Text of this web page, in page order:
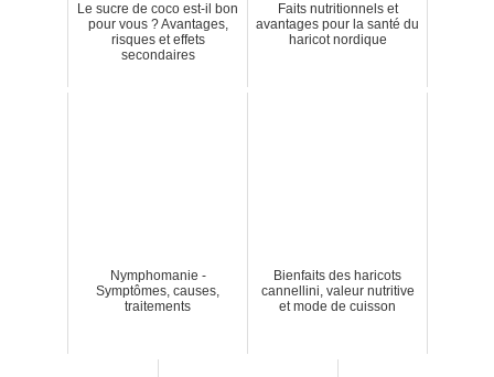
Le sucre de coco est-il bon
pour vous ? Avantages,
risques et effets
secondaires
Faits nutritionnels et
avantages pour la santé du
haricot nordique
Nymphomanie -
Symptômes, causes,
traitements
Bienfaits des haricots
cannellini, valeur nutritive
et mode de cuisson